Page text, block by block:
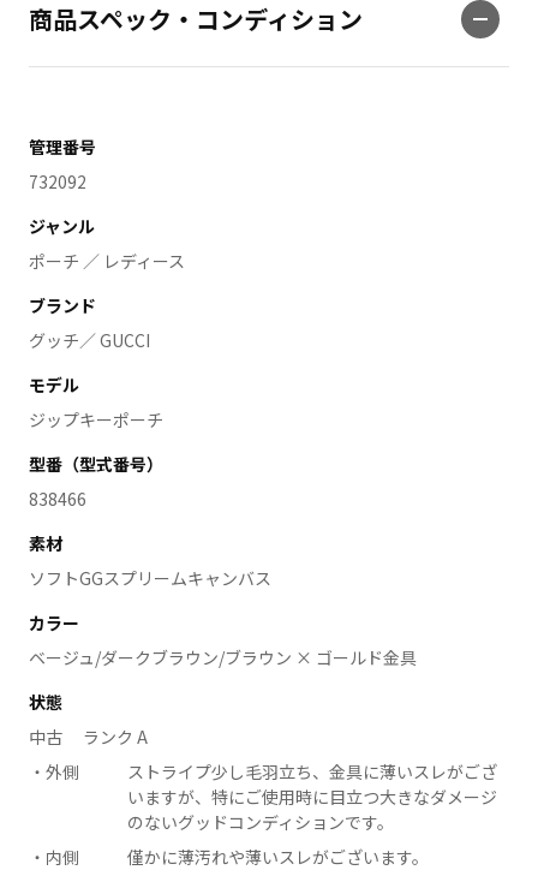
商品スペック・コンディション
管理番号
732092
ジャンル
ポーチ ／ レディース
ブランド
グッチ／ GUCCI
モデル
ジップキーポーチ
型番（型式番号）
838466
素材
ソフトGGスプリームキャンバス
カラー
ベージュ/ダークブラウン/ブラウン × ゴールド金具
状態
中古 ランク A
外側
ストライプ少し毛羽立ち、金具に薄いスレがござ
いますが、特にご使用時に目立つ大きなダメージ
のないグッドコンディションです。
内側
僅かに薄汚れや薄いスレがございます。